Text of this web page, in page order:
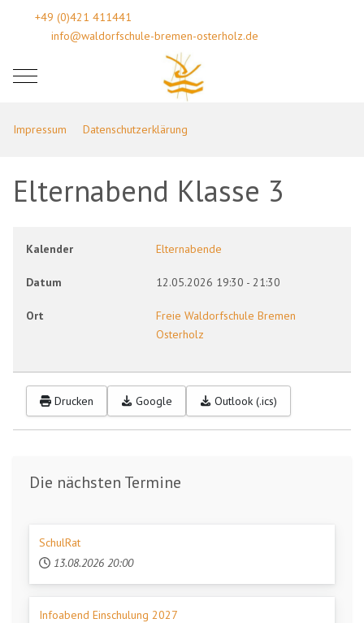
+49 (0)421 411441
info@waldorfschule-bremen-osterholz.de
Mobile Menu Toggle
Impressum Datenschutzerklärung
Elternabend Klasse 3
Kalender Elternabende
Datum 12.05.2026 19:30 - 21:30
Ort
Freie Waldorfschule Bremen
Osterholz
Drucken Google Outlook (.ics)
Die nächsten Termine
SchulRat
13.08.2026 20:00
Infoabend Einschulung 2027